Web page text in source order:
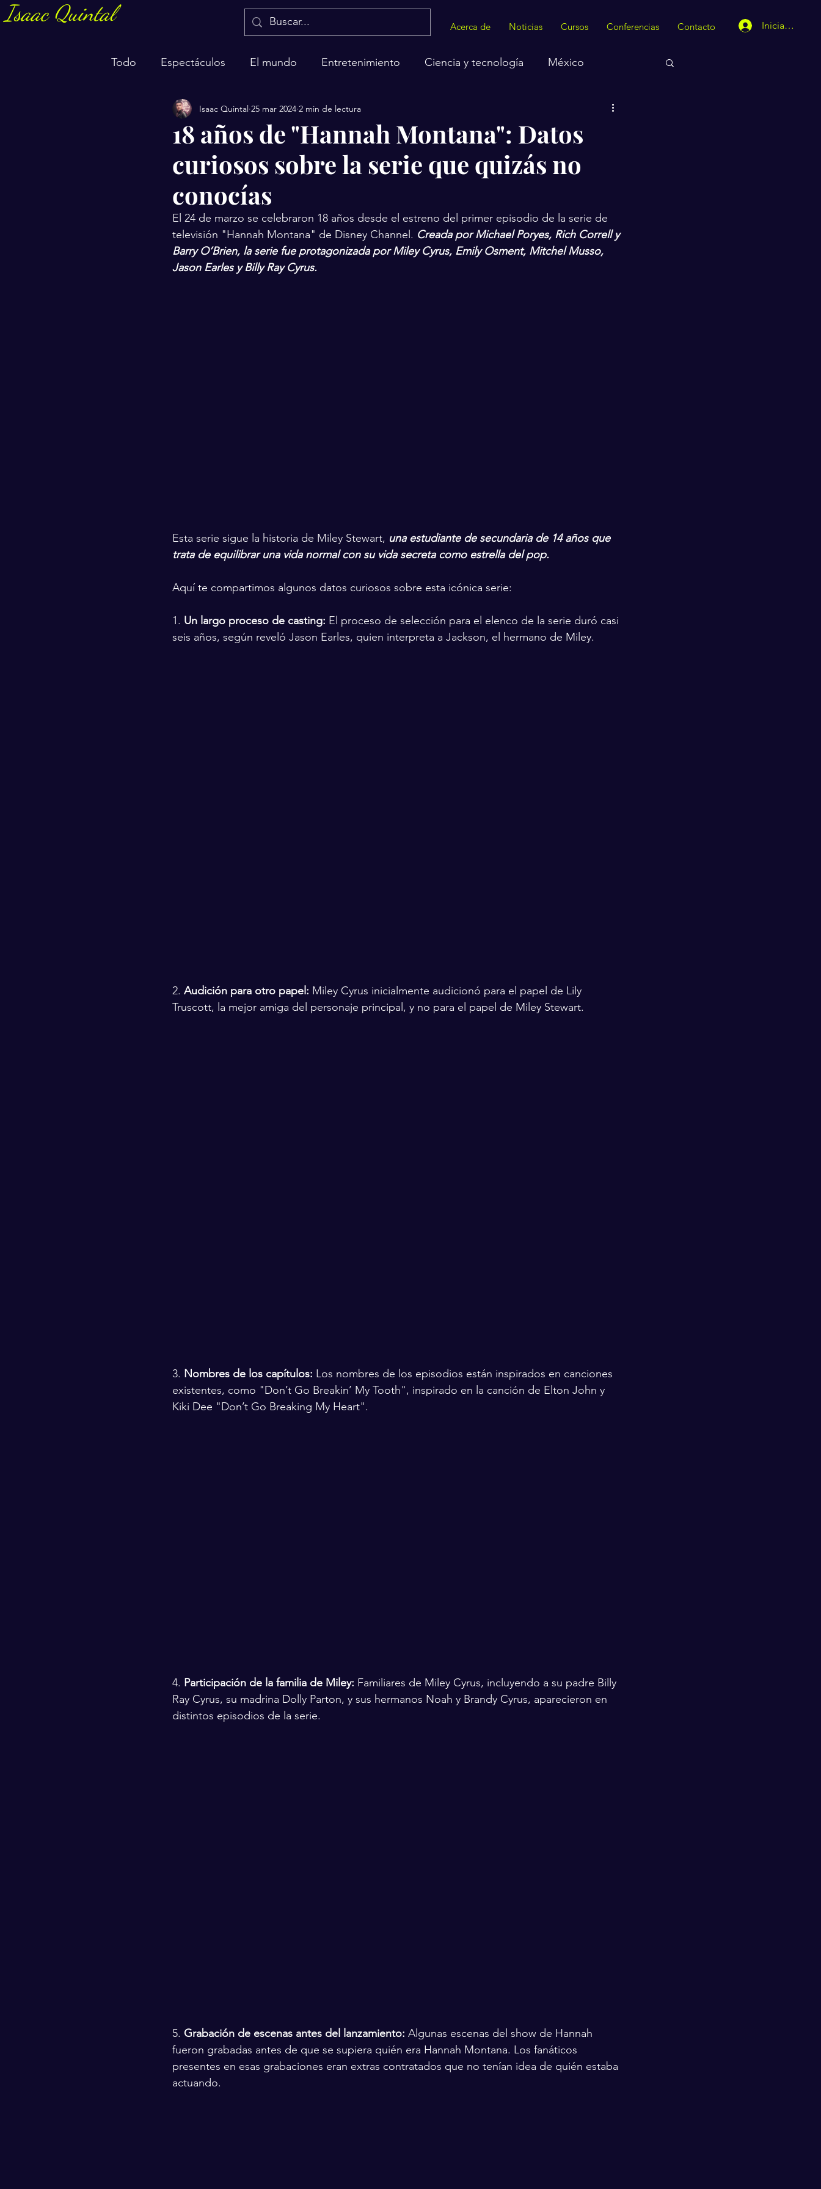
Isaac Quintal
Acerca de Noticias Cursos Conferencias Contacto Iniciar sesión
Todo Espectáculos El mundo Entretenimiento Ciencia y tecnología México
Marketing y negocios Salud
18 años de "Hannah Montana": Datos
curiosos sobre la serie que quizás no
conocías
Isaac Quintal 25 mar 2024 2 min de lectura
El 24 de marzo se celebraron 18 años desde el estreno del primer episodio de la serie de
televisión "Hannah Montana" de Disney Channel. Creada por Michael Poryes, Rich Correll y
Barry O’Brien, la serie fue protagonizada por Miley Cyrus, Emily Osment, Mitchel Musso,
Jason Earles y Billy Ray Cyrus.
Esta serie sigue la historia de Miley Stewart, una estudiante de secundaria de 14 años que
trata de equilibrar una vida normal con su vida secreta como estrella del pop.
Aquí te compartimos algunos datos curiosos sobre esta icónica serie:
1. Un largo proceso de casting: El proceso de selección para el elenco de la serie duró casi
seis años, según reveló Jason Earles, quien interpreta a Jackson, el hermano de Miley.
2. Audición para otro papel: Miley Cyrus inicialmente audicionó para el papel de Lily
Truscott, la mejor amiga del personaje principal, y no para el papel de Miley Stewart.
3. Nombres de los capítulos: Los nombres de los episodios están inspirados en canciones
existentes, como "Don’t Go Breakin’ My Tooth", inspirado en la canción de Elton John y
Kiki Dee "Don’t Go Breaking My Heart".
4. Participación de la familia de Miley: Familiares de Miley Cyrus, incluyendo a su padre Billy
Ray Cyrus, su madrina Dolly Parton, y sus hermanos Noah y Brandy Cyrus, aparecieron en
distintos episodios de la serie.
5. Grabación de escenas antes del lanzamiento: Algunas escenas del show de Hannah
fueron grabadas antes de que se supiera quién era Hannah Montana. Los fanáticos
presentes en esas grabaciones eran extras contratados que no tenían idea de quién estaba
actuando.